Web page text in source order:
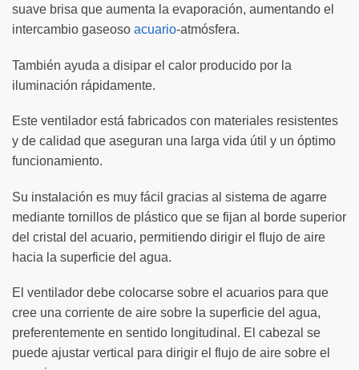
suave brisa que aumenta la evaporación, aumentando el
intercambio gaseoso acuario-atmósfera.
También ayuda a disipar el calor producido por la
iluminación rápidamente.
Este ventilador está fabricados con materiales resistentes
y de calidad que aseguran una larga vida útil y un óptimo
funcionamiento.
Su instalación es muy fácil gracias al sistema de agarre
mediante tornillos de plástico que se fijan al borde superior
del cristal del acuario, permitiendo dirigir el flujo de aire
hacia la superficie del agua.
El ventilador debe colocarse sobre el acuarios para que
cree una corriente de aire sobre la superficie del agua,
preferentemente en sentido longitudinal. El cabezal se
puede ajustar vertical para dirigir el flujo de aire sobre el